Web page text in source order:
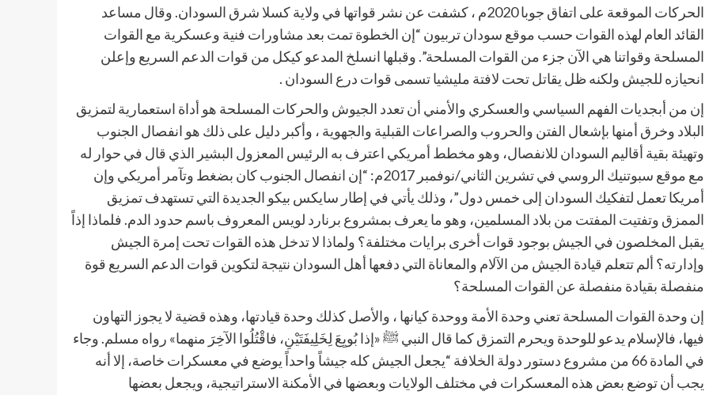
الحركات الموقعة على اتفاق جوبا 2020م ، كشفت عن نشر قواتها في ولاية كسلا شرق السودان. وقال مساعد
القائد العام لهذه القوات حسب موقع سودان تربيون “إن الخطوة تمت بعد مشاورات فنية وعسكرية مع القوات
المسلحة وقواتنا هي الآن جزء من القوات المسلحة”. وقبلها انسلخ المدعو كيكل من قوات الدعم السريع وإعلن
انحيازه للجيش ولكنه ظل يقاتل تحت لافتة مليشيا تسمى قوات درع السودان .
إن من أبجديات الفهم السياسي والعسكري والأمني أن تعدد الجيوش والحركات المسلحة هو أداة استعمارية لتمزيق
البلاد وخرق أمنها بإشعال الفتن والحروب والصراعات القبلية والجهوية ، وأكبر دليل على ذلك هو انفصال الجنوب
وتهيئة بقية أقاليم السودان للانفصال، وهو مخطط أمريكي اعترف به الرئيس المعزول البشير الذي قال في حوار له
مع موقع سبوتنيك الروسي في تشرين الثاني/نوفمبر 2017م: “إن انفصال الجنوب كان بضغط وتآمر أمريكي وإن
أمريكا تعمل لتفكيك السودان إلى خمس دول”، وذلك يأتي في إطار سايكس بيكو الجديدة التي تستهدف تمزيق
الممزق وتفتيت المفتت من بلاد المسلمين، وهو ما يعرف بمشروع برنارد لويس المعروف باسم حدود الدم. فلماذا إذاً
يقبل المخلصون في الجيش بوجود قوات أخرى برايات مختلفة؟ ولماذا لا تدخل هذه القوات تحت إمرة الجيش
وإدارته؟ ألم تتعلم قيادة الجيش من الآلام والمعاناة التي دفعها أهل السودان نتيجة لتكوين قوات الدعم السريع قوة
منفصلة بقيادة منفصلة عن القوات المسلحة؟
إن وحدة القوات المسلحة تعني وحدة الأمة ووحدة كيانها ، والأصل كذلك وحدة قيادتها، وهذه قضية لا يجوز التهاون
فيها، فالإسلام يدعو للوحدة ويحرم التمزق كما قال النبي ﷺ «إذا بُويِعَ لِخَلِيفَتَيْنِ، فاقْتُلُوا الآخِرَ منهما» رواه مسلم. وجاء
في المادة 66 من مشروع دستور دولة الخلافة “يجعل الجيش كله جيشاً واحداً يوضع في معسكرات خاصة، إلا أنه
يجب أن توضع بعض هذه المعسكرات في مختلف الولايات وبعضها في الأمكنة الاستراتيجية، ويجعل بعضها